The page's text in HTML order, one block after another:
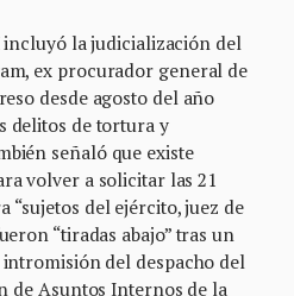
incluyó la judicialización del
ex procurador general de
desde agosto del año
delitos de tortura y
señaló que existe
volver a solicitar las 21
“sujetos del ejército, juez de
“tiradas abajo” tras un
del despacho del
de Asuntos Internos de la